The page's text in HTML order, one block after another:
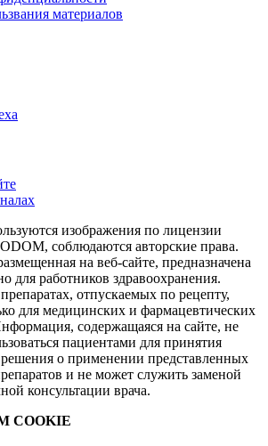
материалов
изображения по лицензии
соблюдаются авторские права.
на веб-сайте, предназначена
для работников здравоохранения.
отпускаемых по рецепту,
для медицинских и фармацевтических
содержащаяся на сайте, не
пациентами для принятия
решения о применении представленных
и не может служить заменой
консультации врача.